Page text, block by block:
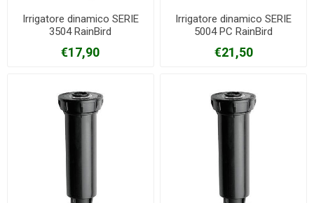
Irrigatore dinamico SERIE
3504 RainBird
€17,90
Irrigatore dinamico SERIE
5004 PC RainBird
€21,50